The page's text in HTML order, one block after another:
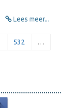
Lees meer...
532 …